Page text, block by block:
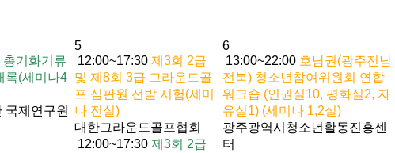
총기화기류
록(세미나4
국제연구원
5
12:00~17:30 제3회 2급
및 제8회 3급 그라운드골
프 심판원 선발 시험(세미
나 전실)
대한그라운드골프협회
12:00~17:30 제3회 2급
6
13:00~22:00 호남권(광주전남
전북) 청소년참여위원회 연합
워크숍 (인권실10, 평화실2, 자
유실1) (세미나 1,2실)
광주광역시청소년활동진흥센
터